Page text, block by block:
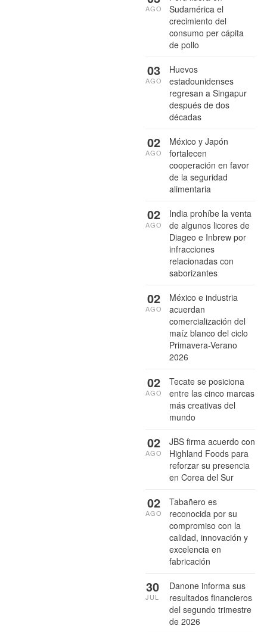
Sudamérica el
crecimiento del
consumo per cápita
de pollo
AGO
Huevos
estadounidenses
regresan a Singapur
después de dos
décadas
03
AGO
México y Japón
fortalecen
cooperación en favor
de la seguridad
alimentaria
02
AGO
India prohíbe la venta
de algunos licores de
Diageo e Inbrew por
infracciones
relacionadas con
saborizantes
02
AGO
México e industria
acuerdan
comercialización del
maíz blanco del ciclo
Primavera-Verano
2026
02
AGO
Tecate se posiciona
entre las cinco marcas
más creativas del
mundo
02
AGO
JBS firma acuerdo con
Highland Foods para
reforzar su presencia
en Corea del Sur
02
AGO
Tabañero es
reconocida por su
compromiso con la
calidad, innovación y
excelencia en
fabricación
02
AGO
Danone informa sus
resultados financieros
del segundo trimestre
de 2026
30
JUL